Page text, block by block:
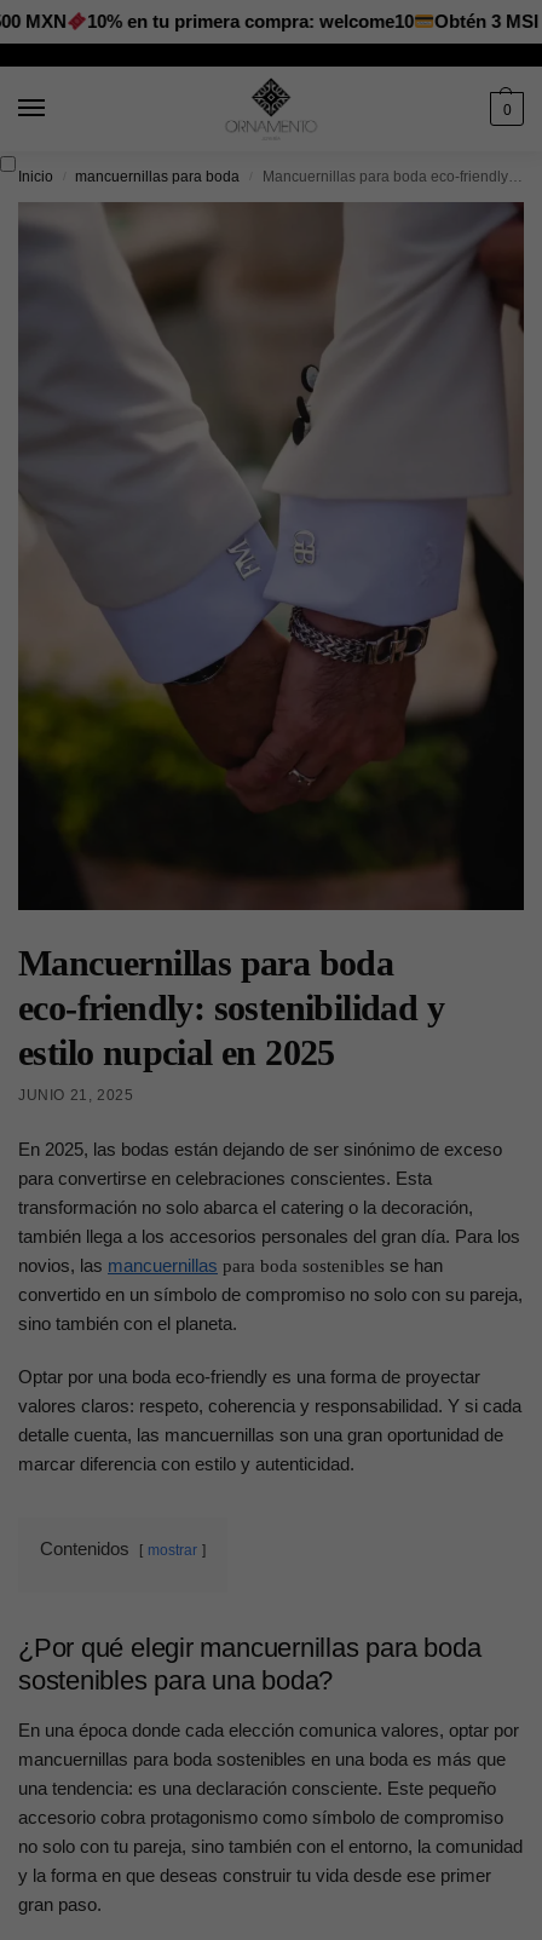
10% en tu primera compra: welcome10 Obtén 3 MSI en
0
Inicio mancuernillas para boda Mancuernillas para boda eco‑friendly: sostenibilidad y estilo nupcial en 2025
Mancuernillas para boda
eco‑friendly: sostenibilidad y
estilo nupcial en 2025
JUNIO 21, 2025
En 2025, las bodas están dejando de ser sinónimo de exceso
para convertirse en celebraciones conscientes. Esta
transformación no solo abarca el catering o la decoración,
también llega a los accesorios personales del gran día. Para los
novios, las mancuernillas para boda sostenibles se han
convertido en un símbolo de compromiso no solo con su pareja,
sino también con el planeta.
Optar por una boda eco‑friendly es una forma de proyectar
valores claros: respeto, coherencia y responsabilidad. Y si cada
detalle cuenta, las mancuernillas son una gran oportunidad de
marcar diferencia con estilo y autenticidad.
Contenidos mostrar
¿Por qué elegir mancuernillas para boda
sostenibles para una boda?
En una época donde cada elección comunica valores, optar por
mancuernillas para boda sostenibles en una boda es más que
una tendencia: es una declaración consciente. Este pequeño
accesorio cobra protagonismo como símbolo de compromiso
no solo con tu pareja, sino también con el entorno, la comunidad
y la forma en que deseas construir tu vida desde ese primer
gran paso.